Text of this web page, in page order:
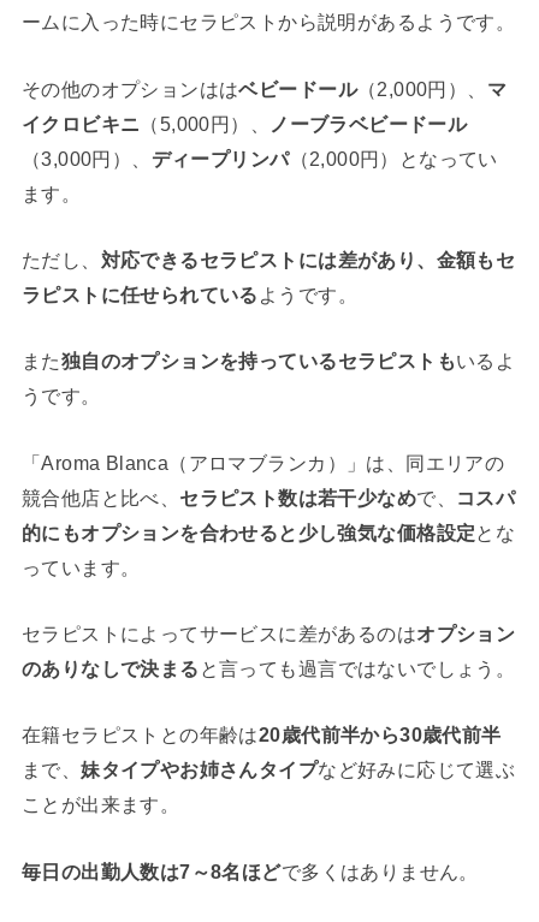
ームに入った時にセラピストから説明があるようです。
その他のオプションははベビードール（2,000円）、 マ
イクロビキニ
（5,000円）、
ノーブラベビードール
（3,000円）、 ディープリンパ（2,000円）となってい
ます。
ただし、 対応できるセラピストには差があり、金額もセ
ラピストに任せられている ようです。
また独自のオプションを持っているセラピストもいるよ
うです。
「Aroma Blanca（アロマブランカ）」は、同エリアの
競合他店と比べ、 セラピスト数は若干少なめで、
コスパ
的にもオプションを合わせると少し強気な価格設定とな
っています。
セラピストによってサービスに差があるのはオプション
のありなしで決まる と言っても過言ではないでしょう。
在籍セラピストとの年齢は20歳代前半から30歳代前半
まで、妹タイプやお姉さんタイプなど好みに応じて選ぶ
ことが出来ます。
毎日の出勤人数は7～8名ほどで多くはありません。